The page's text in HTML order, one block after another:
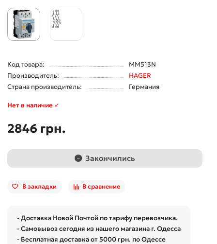
Код товара:
MM513N
Производитель:
HAGER
Страна производитель:
Германия
Нет в наличие ✓
2846 грн.
Закончились
В закладки В сравнение
- Доставка Новой Почтой по тарифу перевозчика.
- Самовывоз сегодня из нашего магазина г. Одесса
- Бесплатная доставка от 5000 грн. по Одессе